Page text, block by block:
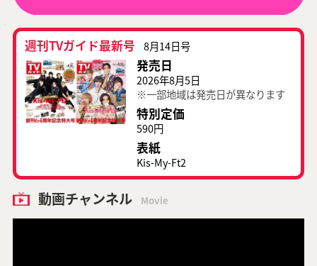
週刊TVガイド最新号 8月14日号
発売日
2026年8月5日
※一部地域は発売日が異なります
特別定価
590円
表紙
Kis-My-Ft2
動画チャンネル Movie